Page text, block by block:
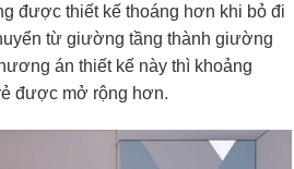
được thiết kế thoáng hơn khi bỏ đi
từ giường tầng thành giường
án thiết kế này thì khoảng
được mở rộng hơn.